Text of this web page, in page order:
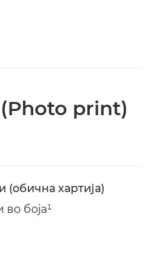
print)
(обична хартија)
боја¹